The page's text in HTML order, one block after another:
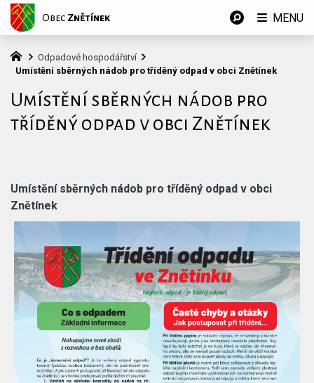
Odpadové hospodářství
Umístění sběrných nádob pro tříděný odpad v obci Znětínek
Umístění sběrných nádob pro
tříděný odpad v obci Znětínek
Umístění sběrných nádob pro tříděný odpad v obci
Znětínek
Obec Znětínek MENU